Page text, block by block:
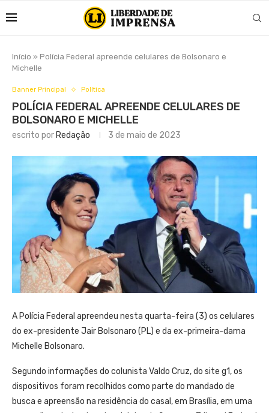
Início » Polícia Federal apreende celulares de Bolsonaro e
Michelle
Banner Principal Política
POLÍCIA FEDERAL APREENDE CELULARES DE
BOLSONARO E MICHELLE
escrito por Redação 3 de maio de 2023
A Polícia Federal apreendeu nesta quarta-feira (3) os celulares
do ex-presidente Jair Bolsonaro (PL) e da ex-primeira-dama
Michelle Bolsonaro.
Segundo informações do colunista Valdo Cruz, do site g1, os
dispositivos foram recolhidos como parte do mandado de
busca e apreensão na residência do casal, em Brasília, em uma